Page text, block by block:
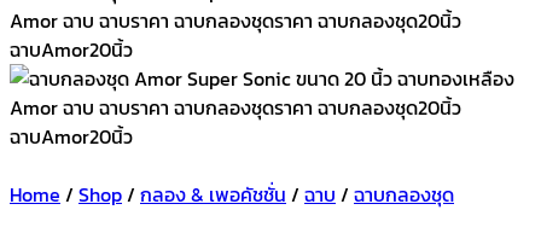
Home / Shop/ กลอง & เพอคัชชั่น / ฉาบ / ฉาบกลองชุด